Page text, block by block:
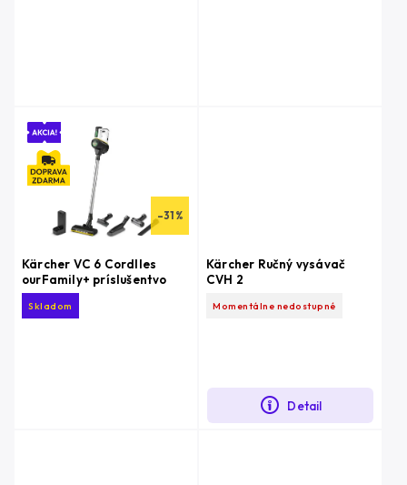
–31 %
Kärcher VC 6 Cordlles
ourFamily+ príslušentvo
Skladom
Kärcher Ručný vysávač
CVH 2
Momentálne nedostupné
Detail